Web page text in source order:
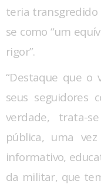
teria transgredido
se como “um
rigor”.
“Destaque que o
seus seguidores
verdade, trata-
pública, uma
informativo,
da militar, que